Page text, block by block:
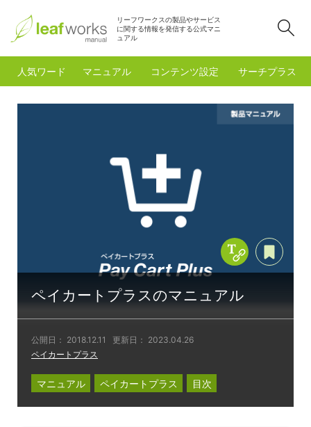
リーフワークスの製品やサービス
に関する情報を発信する公式マニ
ュアル
人気ワード マニュアル コンテンツ設定 サーチプラスfor
ペイカートプラスのマニュアル
公開日： 2018.12.11 更新日： 2023.04.26
ペイカートプラス
Copy Title &
マニュアル ペイカートプラス 目次